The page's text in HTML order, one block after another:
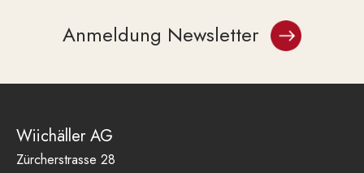
Anmeldung Newsletter
Wiichäller AG
Zürcherstrasse 28